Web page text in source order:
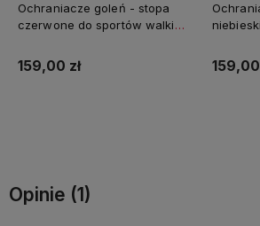
Ochraniacze goleń - stopa
czerwone do sportów walki
159,00 zł 159,00
Opinie (1)